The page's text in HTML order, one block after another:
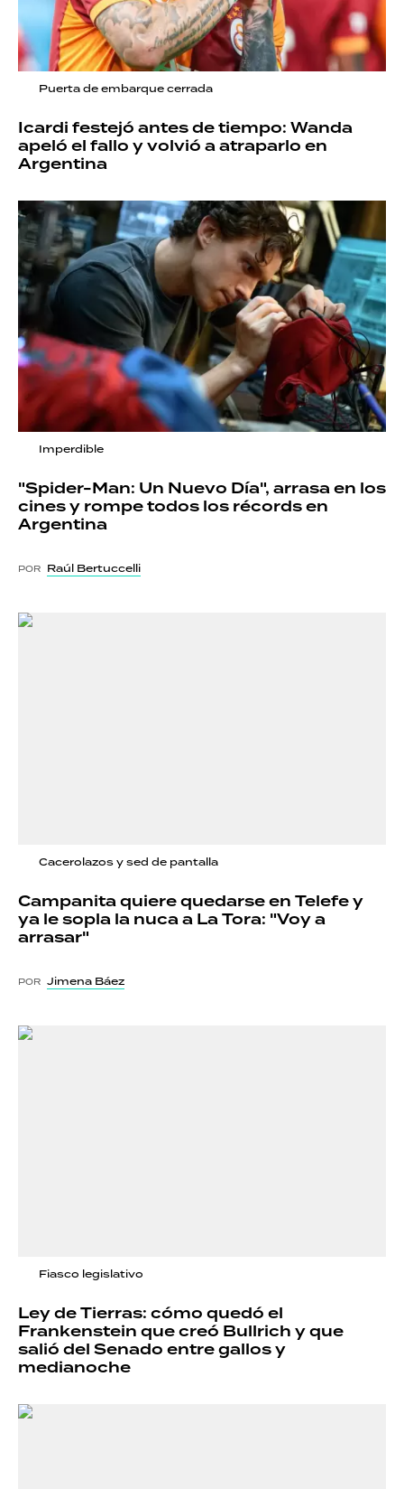
Puerta de embarque cerrada
Icardi festejó antes de tiempo: Wanda
apeló el fallo y volvió a atraparlo en
Argentina
Imperdible
"Spider-Man: Un Nuevo Día", arrasa en los
cines y rompe todos los récords en
Argentina
POR Raúl Bertuccelli
Cacerolazos y sed de pantalla
Campanita quiere quedarse en Telefe y
ya le sopla la nuca a La Tora: "Voy a
arrasar"
POR Jimena Báez
Fiasco legislativo
Ley de Tierras: cómo quedó el
Frankenstein que creó Bullrich y que
salió del Senado entre gallos y
medianoche